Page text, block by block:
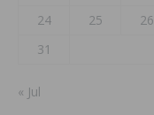
24
25 26
31
« Jul